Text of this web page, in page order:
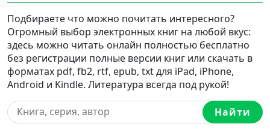
Подбираете что можно почитать интересного?
Огромный выбор электронных книг на любой вкус:
здесь можно читать онлайн полностью бесплатно
без регистрации полные версии книг или скачать в
форматах pdf, fb2, rtf, epub, txt для iPad, iPhone,
Android и Kindle. Литература всегда под рукой!
Найти